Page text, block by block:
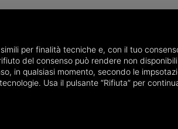
Properties for sale in Ventimiglia di Sicilia
per finalità tecniche e, con il tuo
del consenso può rendere non
in qualsiasi momento, secondo le
Usa il pulsante “Rifiuta” per